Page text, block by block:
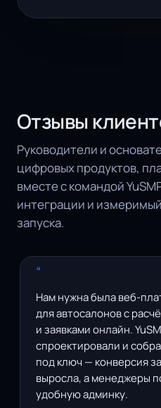
Отзывы
Руководители и
цифровых продуктов,
вместе с командой
интеграции и
запуска.
“
Нам нужна была веб-
для автосалонов с
и заявками онлайн.
спроектировали и
под ключ — конверсия
выросла, а менеджеры
удобную админку.